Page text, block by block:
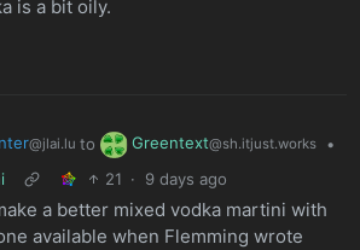
is a bit oily.
@jlai.lu to Greentext@sh.itjust.works
•
21 · 9 days ago
a better mixed vodka martini with
available when Flemming wrote